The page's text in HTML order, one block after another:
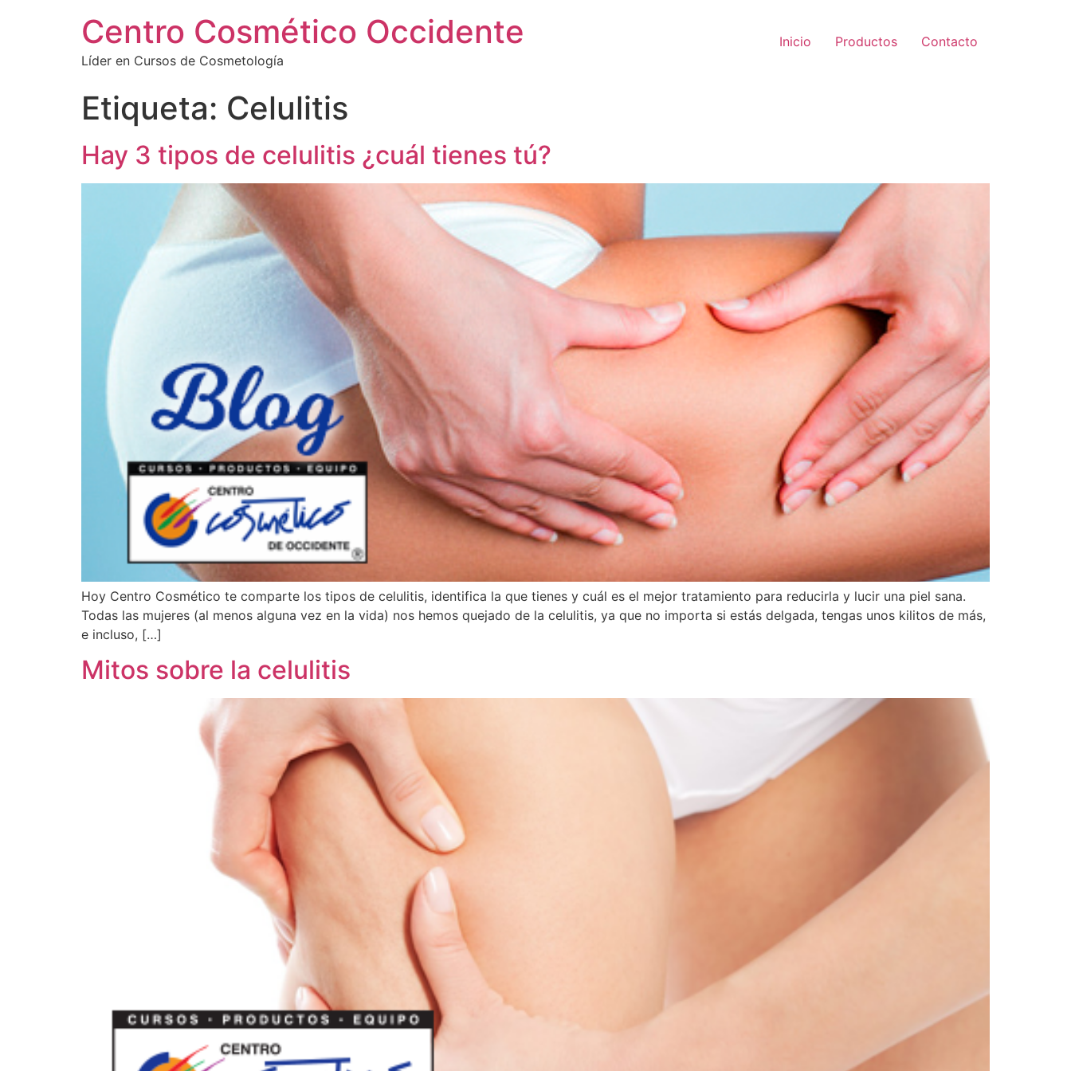
Centro Cosmético Occidente
Líder en Cursos de Cosmetología
Inicio Productos Contacto
Etiqueta: Celulitis
Hay 3 tipos de celulitis ¿cuál tienes tú?
Hoy Centro Cosmético te comparte los tipos de celulitis, identifica la que tienes y cuál es el mejor tratamiento para reducirla y lucir una piel sana.
Todas las mujeres (al menos alguna vez en la vida) nos hemos quejado de la celulitis, ya que no importa si estás delgada, tengas unos kilitos de más,
e incluso, […]
Mitos sobre la celulitis